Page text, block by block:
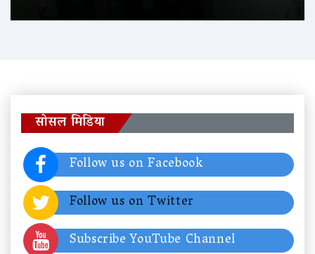
सोसल मिडिया
Follow us on Facebook
Follow us on Twitter
Subscribe YouTube Channel